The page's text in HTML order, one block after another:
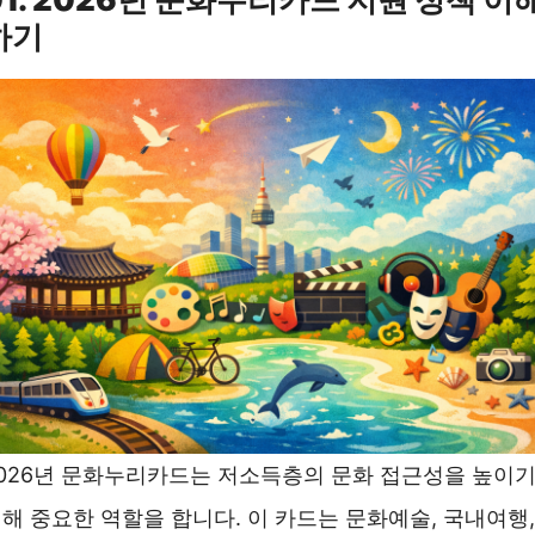
기
년 문화누리카드는 저소득층의 문화 접근성을 높이기
중요한 역할을 합니다. 이 카드는 문화예술, 국내여행,